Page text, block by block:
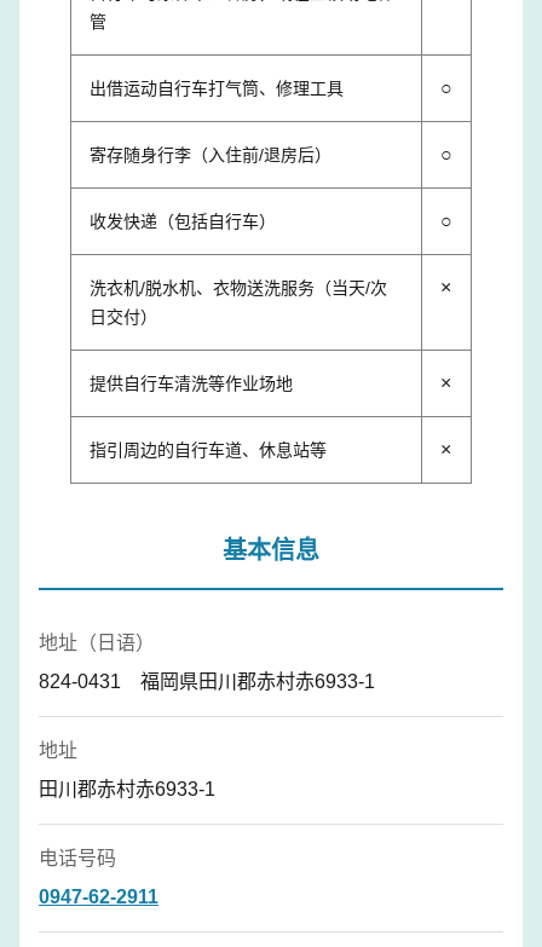
管
出借运动自行车打气筒、修理工具 ○
寄存随身行李（入住前/退房后） ○
收发快递（包括自行车） ○
洗衣机/脱水机、衣物送洗服务（当天/次
日交付）
×
提供自行车清洗等作业场地 ×
指引周边的自行车道、休息站等 ×
基本信息
地址（日语）
824-0431 福岡県田川郡赤村赤6933-1
地址
田川郡赤村赤6933-1
电话号码
0947-62-2911